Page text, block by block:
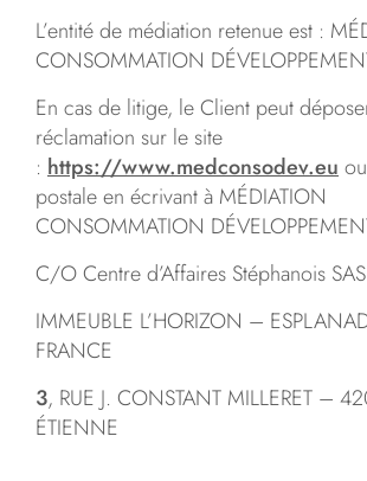
L’entité de médiation retenue est :
CONSOMMATION
En cas de litige, le Client peut
réclamation sur le site
: https://www.medconsodev.eu
postale en écrivant à MÉDIATION
CONSOMMATION
C/O Centre d’Affaires Stéphanois SAS
IMMEUBLE L’HORIZON –
FRANCE
3, RUE J. CONSTANT MILLERET –
ÉTIENNE